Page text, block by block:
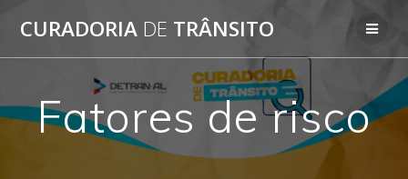
to
CURADORIA DE TRÂNSITO
Fatores de risco